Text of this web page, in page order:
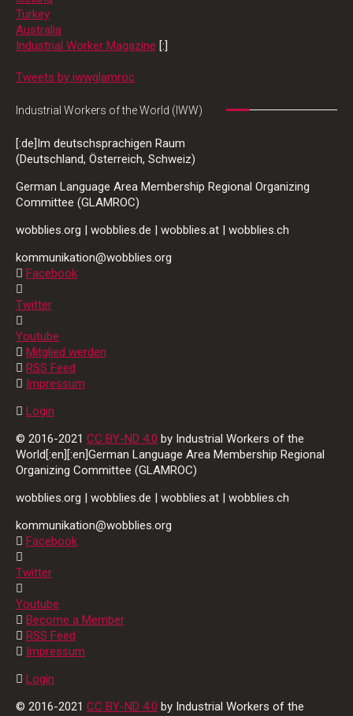
Turkey
Australia
Industrial Worker Magazine [:]
Tweets by iwwglamroc
Industrial Workers of the World (IWW)
[:de]Im deutschsprachigen Raum
(Deutschland, Österreich, Schweiz)
German Language Area Membership Regional Organizing
Committee (GLAMROC)
wobblies.org | wobblies.de | wobblies.at | wobblies.ch
kommunikation@wobblies.org
Facebook
Twitter
Youtube
Mitglied werden
RSS Feed
Impressum
Login
© 2016-2021 CC BY-ND 4.0 by Industrial Workers of the
World[:en][:en]German Language Area Membership Regional
Organizing Committee (GLAMROC)
wobblies.org | wobblies.de | wobblies.at | wobblies.ch
kommunikation@wobblies.org
Facebook
Twitter
Youtube
Become a Member
RSS Feed
Impressum
Login
© 2016-2021 CC BY-ND 4.0 by Industrial Workers of the